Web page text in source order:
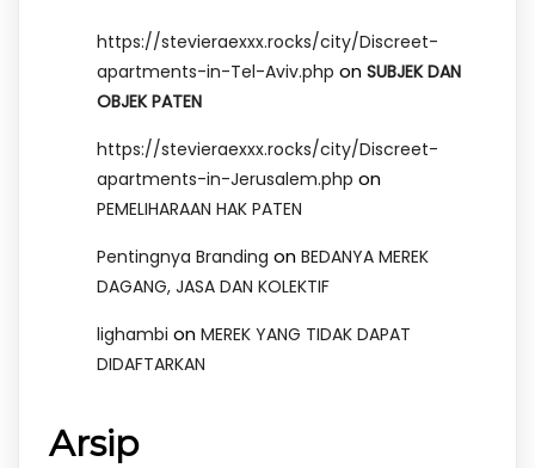
https://stevieraexxx.rocks/city/Discreet-
apartments-in-Tel-Aviv.php on SUBJEK DAN
OBJEK PATEN
https://stevieraexxx.rocks/city/Discreet-
apartments-in-Jerusalem.php on
PEMELIHARAAN HAK PATEN
Pentingnya Branding on BEDANYA MEREK
DAGANG, JASA DAN KOLEKTIF
lighambi on MEREK YANG TIDAK DAPAT
DIDAFTARKAN
Arsip